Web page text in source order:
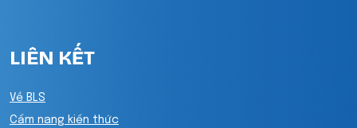
LIÊN KẾT
Về BLS
Cẩm nang kiến thức